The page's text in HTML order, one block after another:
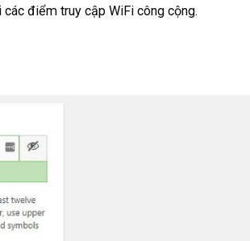
điểm truy cập WiFi công cộng.